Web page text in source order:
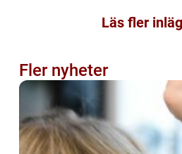
Läs fler
Fler nyheter